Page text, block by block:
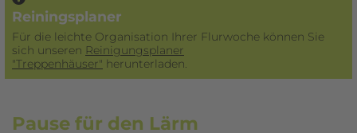
Reiningsplaner
Für die leichte Organisation Ihrer Flurwoche können Sie
sich unseren Reinigungsplaner
"Treppenhäuser" herunterladen.
Pause für den Lärm